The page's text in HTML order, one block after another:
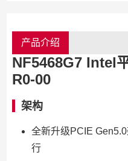
产品介绍
NF5468G7 Intel
R0-00
架构
全新升级PCIE
行